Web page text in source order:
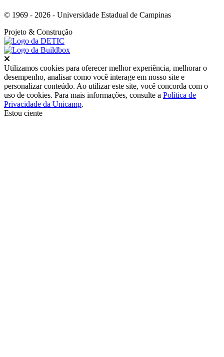
© 1969 - 2026 - Universidade Estadual de Campinas
Projeto & Construção
Utilizamos cookies para oferecer melhor experiência, melhorar o
desempenho, analisar como você interage em nosso site e
personalizar conteúdo. Ao utilizar este site, você concorda com o
uso de cookies. Para mais informações, consulte a Política de
Privacidade da Unicamp.
Estou ciente